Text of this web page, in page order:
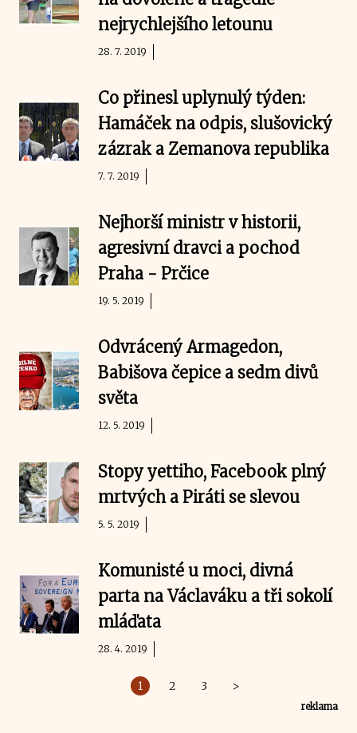
nejrychlejšího letounu
28. 7. 2019
Co přinesl uplynulý týden:
Hamáček na odpis, slušovický
zázrak a Zemanova republika
7. 7. 2019
Nejhorší ministr v historii,
agresivní dravci a pochod
Praha - Prčice
19. 5. 2019
Odvrácený Armagedon,
Babišova čepice a sedm divů
světa
12. 5. 2019
Stopy yettiho, Facebook plný
mrtvých a Piráti se slevou
5. 5. 2019
Komunisté u moci, divná
parta na Václaváku a tři sokolí
mláďata
28. 4. 2019
1 2 3 >
reklama